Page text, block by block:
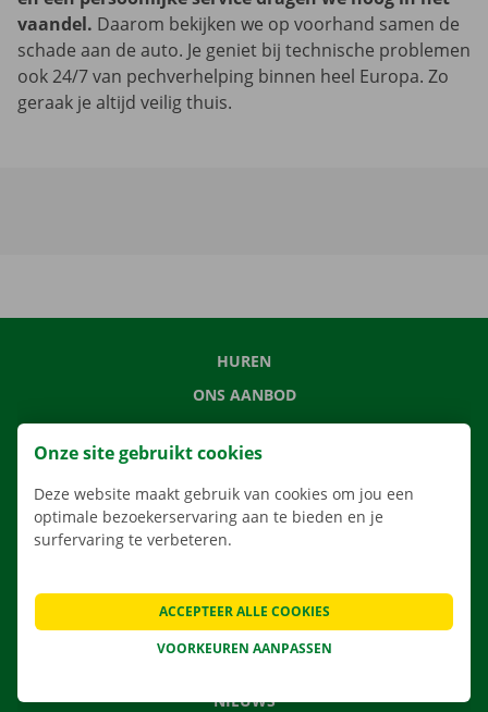
vaandel. Daarom bekijken we op voorhand samen de
schade aan de auto. Je geniet bij technische problemen
ook 24/7 van pechverhelping binnen heel Europa. Zo
geraak je altijd veilig thuis.
HUREN
ONS AANBOD
ONZE DIENSTEN
LOCATIES
APP
VERHUISOPLOSSINGEN
CONTACTEER ONS
NIEUWS
Onze site gebruikt cookies
Deze website maakt gebruik van cookies om jou een
optimale bezoekerservaring aan te bieden en je
surfervaring te verbeteren.
VOORKEUREN AANPASSEN
ACCEPTEER ALLE COOKIES